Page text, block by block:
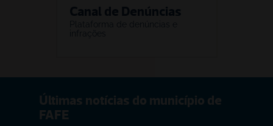
Canal de Denúncias
Últimas notícias do município de
FAFE